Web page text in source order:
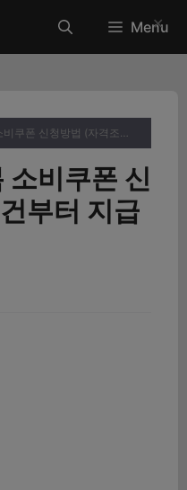
Menu
2025 민생회복 소비쿠폰 신청방법 (자격조건부터 지급일까지)
비쿠폰 신
부터 지급
✕